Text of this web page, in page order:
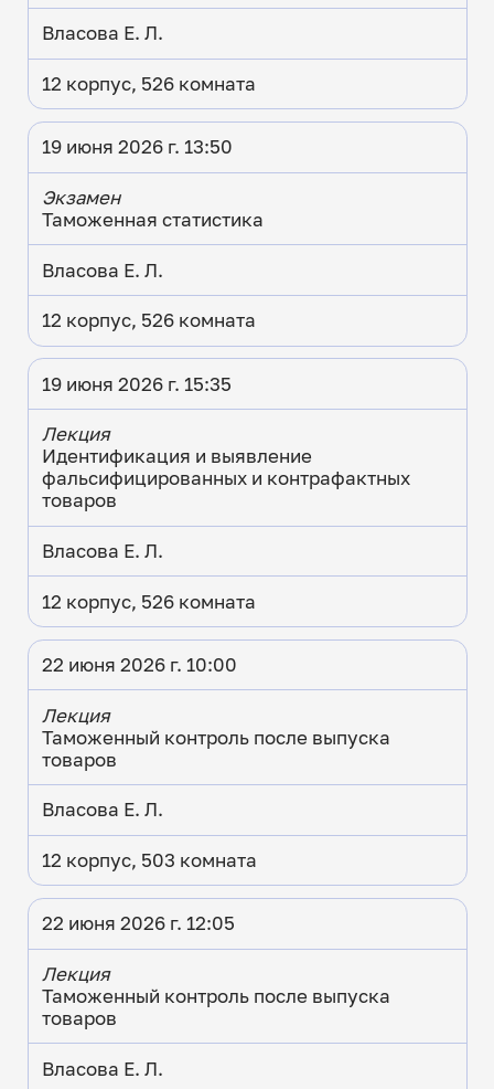
Власова Е. Л.
12 корпус, 526 комната
19 июня 2026 г. 13:50
Экзамен
Таможенная статистика
Власова Е. Л.
12 корпус, 526 комната
19 июня 2026 г. 15:35
Лекция
Идентификация и выявление
фальсифицированных и контрафактных
товаров
Власова Е. Л.
12 корпус, 526 комната
22 июня 2026 г. 10:00
Лекция
Таможенный контроль после выпуска
товаров
Власова Е. Л.
12 корпус, 503 комната
22 июня 2026 г. 12:05
Лекция
Таможенный контроль после выпуска
товаров
Власова Е. Л.